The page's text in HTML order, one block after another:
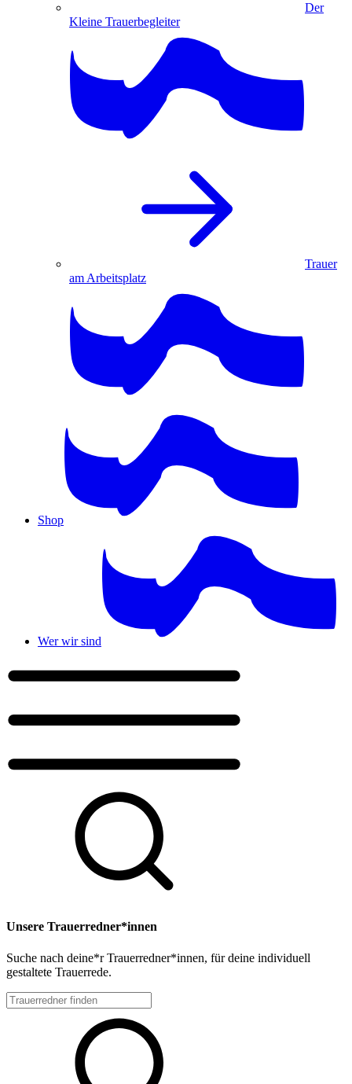
Der
Kleine Trauerbegleiter
Trauer
am Arbeitsplatz
Shop
Wer wir sind
Unsere Trauerredner*innen
Suche nach deine*r Trauerredner*innen, für deine individuell
gestaltete Trauerrede.